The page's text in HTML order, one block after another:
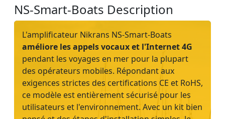
NS-Smart-Boats Description
L'amplificateur Nikrans NS-Smart-Boats
améliore les appels vocaux et l'Internet 4G
pendant les voyages en mer pour la plupart
des opérateurs mobiles. Répondant aux
exigences strictes des certifications CE et RoHS,
ce modèle est entièrement sécurisé pour les
utilisateurs et l'environnement. Avec un kit bien